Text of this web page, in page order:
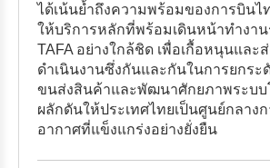
ได้เน้นย้ำถึงความพร้อมของการบินไ
ให้บริการหลักที่พร้อมเดินหน้าทำงา
TAFA อย่างใกล้ชิด เพื่อเกื้อหนุนและ
ดำเนินงานซึ่งกันและกันในการยกระ
ขนส่งสินค้าและพัฒนาศักยภาพระบบ
ผลักดันให้ประเทศไทยเป็นศูนย์กลาง
อากาศที่แข็งแกร่งอย่างยั่งยืน